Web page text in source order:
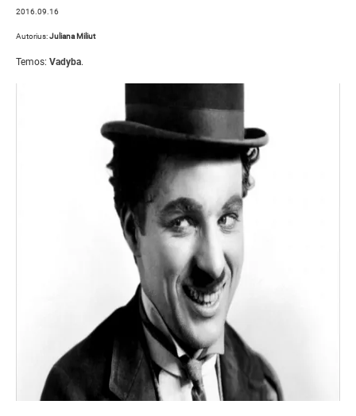
2016.09.16
Autorius:Juliana Miliut
Temos: Vadyba.